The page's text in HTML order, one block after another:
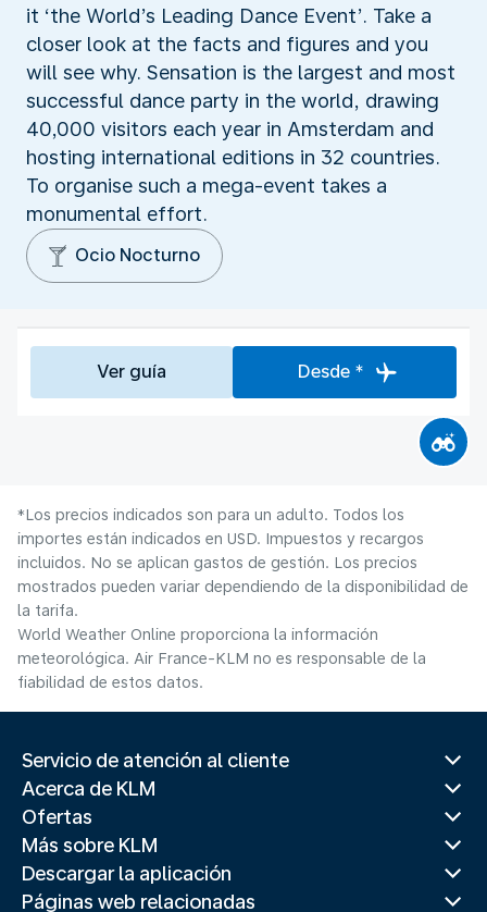
it ‘the World’s Leading Dance Event’. Take a
closer look at the facts and figures and you
will see why. Sensation is the largest and most
successful dance party in the world, drawing
40,000 visitors each year in Amsterdam and
hosting international editions in 32 countries.
To organise such a mega-event takes a
monumental effort.
Ocio Nocturno
Ver guía Desde *
*Los precios indicados son para un adulto. Todos los
importes están indicados en USD. Impuestos y recargos
incluidos. No se aplican gastos de gestión. Los precios
mostrados pueden variar dependiendo de la disponibilidad de
la tarifa.
World Weather Online proporciona la información
meteorológica. Air France-KLM no es responsable de la
fiabilidad de estos datos.
Servicio de atención al cliente
Acerca de KLM
Ofertas
Más sobre KLM
Descargar la aplicación
Páginas web relacionadas